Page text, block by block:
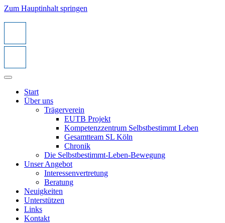
Zum Hauptinhalt springen
Start
Über uns
Trägerverein
EUTB Projekt
Kompetenzzentrum Selbstbestimmt Leben
Gesamtteam SL Köln
Chronik
Die Selbstbestimmt-Leben-Bewegung
Unser Angebot
Interessenvertretung
Beratung
Neuigkeiten
Unterstützen
Links
Kontakt